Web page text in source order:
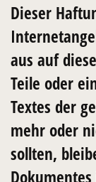
Dieser
aus auf
Teile oder
Textes der
mehr oder
sollten,